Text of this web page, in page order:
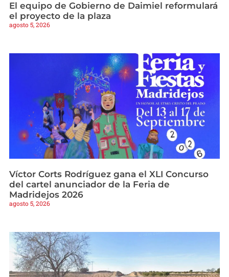
El equipo de Gobierno de Daimiel reformulará
el proyecto de la plaza
agosto 5, 2026
Víctor Corts Rodríguez gana el XLI Concurso
del cartel anunciador de la Feria de
Madridejos 2026
agosto 5, 2026